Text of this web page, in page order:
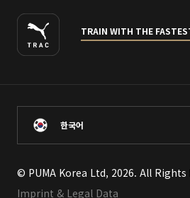
TRAIN WITH THE
한국어
© PUMA Korea Ltd, 2026. All Rights
Imprint & Legal Data